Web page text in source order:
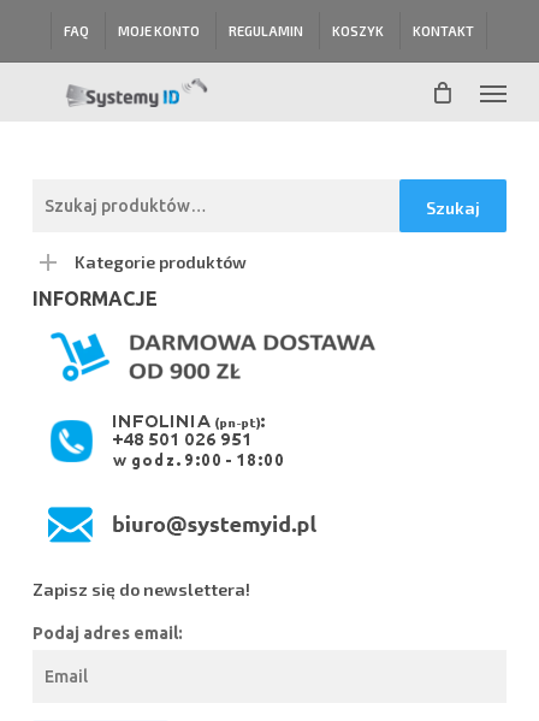
FAQ MOJE KONTO REGULAMIN KOSZYK KONTAKT
Menu
Szukaj
Kategorie produktów
INFORMACJE
Zapisz się do newslettera!
Podaj adres email: